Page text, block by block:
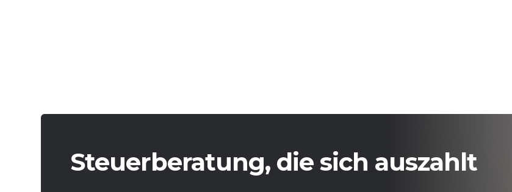
Steuerberatung, die sich auszahlt